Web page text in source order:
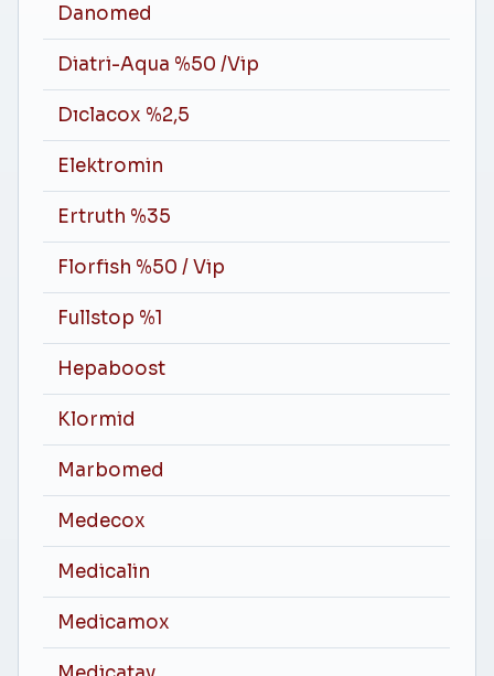
Danomed
Diatri-Aqua %50 /Vip
Dıclacox %2,5
Elektromin
Ertruth %35
Florfish %50 / Vip
Fullstop %1
Hepaboost
Klormid
Marbomed
Medecox
Medicalin
Medicamox